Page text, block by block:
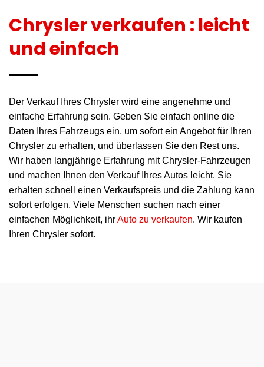
Chrysler verkaufen : leicht
und einfach
Der Verkauf Ihres Chrysler wird eine angenehme und
einfache Erfahrung sein. Geben Sie einfach online die
Daten Ihres Fahrzeugs ein, um sofort ein Angebot für Ihren
Chrysler zu erhalten, und überlassen Sie den Rest uns.
Wir haben langjährige Erfahrung mit Chrysler-Fahrzeugen
und machen Ihnen den Verkauf Ihres Autos leicht. Sie
erhalten schnell einen Verkaufspreis und die Zahlung kann
sofort erfolgen. Viele Menschen suchen nach einer
einfachen Möglichkeit, ihrAuto zu verkaufen. Wir kaufen
Ihren Chrysler sofort.